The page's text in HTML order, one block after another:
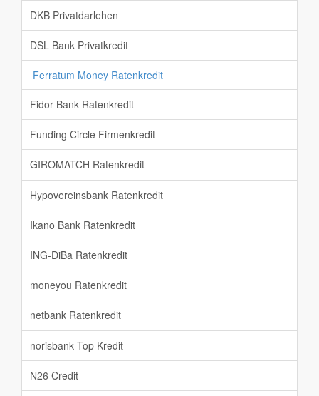
DKB Privatdarlehen
DSL Bank Privatkredit
Ferratum Money Ratenkredit
Fidor Bank Ratenkredit
Funding Circle Firmenkredit
GIROMATCH Ratenkredit
Hypovereinsbank Ratenkredit
Ikano Bank Ratenkredit
ING-DiBa Ratenkredit
moneyou Ratenkredit
netbank Ratenkredit
norisbank Top Kredit
N26 Credit